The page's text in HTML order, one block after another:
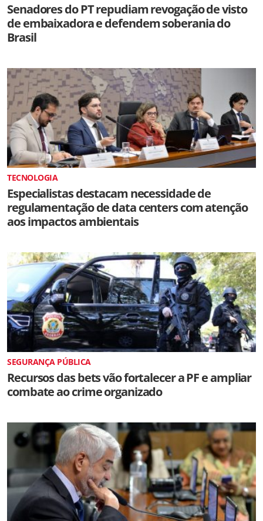
Senadores do PT repudiam revogação de visto
de embaixadora e defendem soberania do
Brasil
TECNOLOGIA
Especialistas destacam necessidade de
regulamentação de data centers com atenção
aos impactos ambientais
SEGURANÇA PÚBLICA
Recursos das bets vão fortalecer a PF e ampliar
combate ao crime organizado